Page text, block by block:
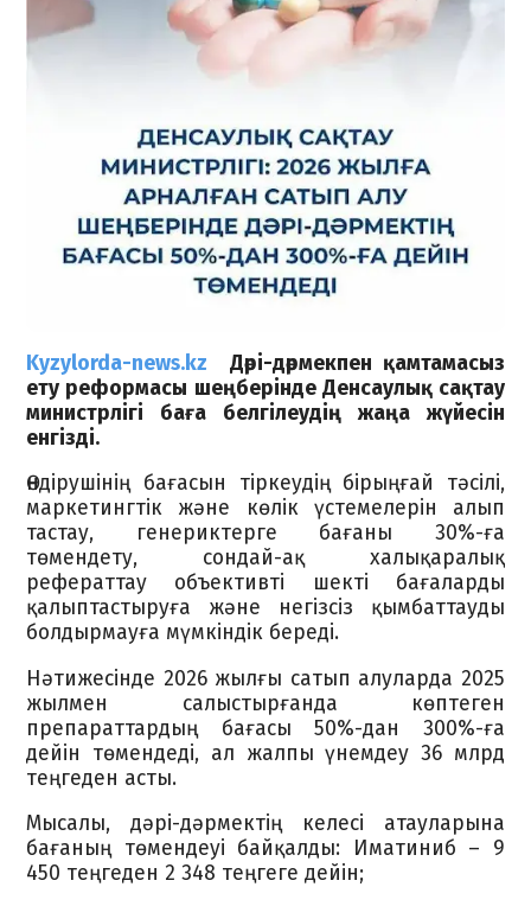
Kyzylorda-news.kz Дәрі-дәрмекпен қамтамасыз
ету реформасы шеңберінде Денсаулық сақтау
министрлігі баға белгілеудің жаңа жүйесін
енгізді.
Өндірушінің бағасын тіркеудің бірыңғай тәсілі,
маркетингтік және көлік үстемелерін алып
тастау, генериктерге бағаны 30%-ға
төмендету, сондай-ақ халықаралық
рефераттау объективті шекті бағаларды
қалыптастыруға және негізсіз қымбаттауды
болдырмауға мүмкіндік береді.
Нәтижесінде 2026 жылғы сатып алуларда 2025
жылмен салыстырғанда көптеген
препараттардың бағасы 50%-дан 300%-ға
дейін төмендеді, ал жалпы үнемдеу 36 млрд
теңгеден асты.
Мысалы, дәрі-дәрмектің келесі атауларына
бағаның төмендеуі байқалды: Иматиниб – 9
450 теңгеден 2 348 теңгеге дейін;